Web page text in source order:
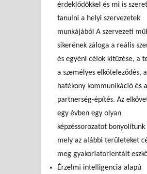
érdeklődőkkel és mi is
tanulni a helyi szervezetek
munkájából A szervezeti
sikerének záloga a reális
és egyéni célok kitűzése, a
a személyes elköteleződés, a
hatékony kommunikáció és
partnerség-építés. Az
egy évben egy olyan
képzéssorozatot bonyolítunk
mely az alábbi területeket
meg gyakorlatorientált
Érzelmi intelligencia alapú